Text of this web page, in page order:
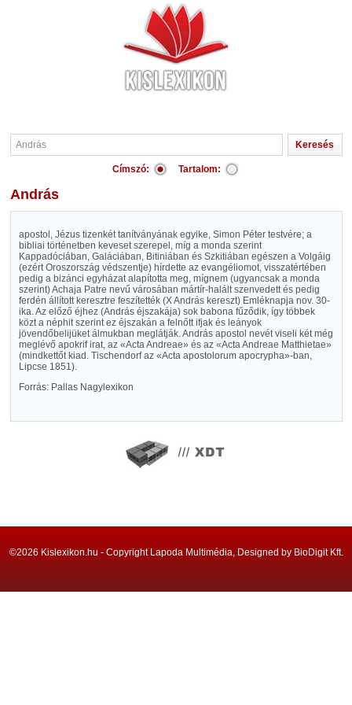
Címszó: Tartalom:
András
apostol, Jézus tizenkét tanítványának egyike, Simon Péter testvére; a
bibliai történetben keveset szerepel, míg a monda szerint
Kappadóciában, Galáciában, Bitiniában és Szkitiában egészen a Volgáig
(ezért Oroszország védszentje) hírdette az evangéliomot, visszatértében
pedig a bizánci egyházat alapította meg, mígnem (ugyancsak a monda
szerint) Achaja Patre nevű városában mártír-halált szenvedett és pedig
ferdén állított keresztre feszítették (X András kereszt) Emléknapja nov. 30-
ika. Az előző éjhez (András éjszakája) sok babona fűződik, így többek
közt a néphit szerint ez éjszakán a felnőtt ifjak és leányok
jövendőbelijüket álmukban meglátják. András apostol nevét viseli két még
meglévő apokrif irat, az «Acta Andreae» és az «Acta Andreae Matthietae»
(mindkettőt kiad. Tischendorf az «Acta apostolorum apocrypha»-ban,
Lipcse 1851).
Forrás: Pallas Nagylexikon
©2026 Kislexikon.hu - Copyright Lapoda Multimédia, Designed by BioDigit Kft.